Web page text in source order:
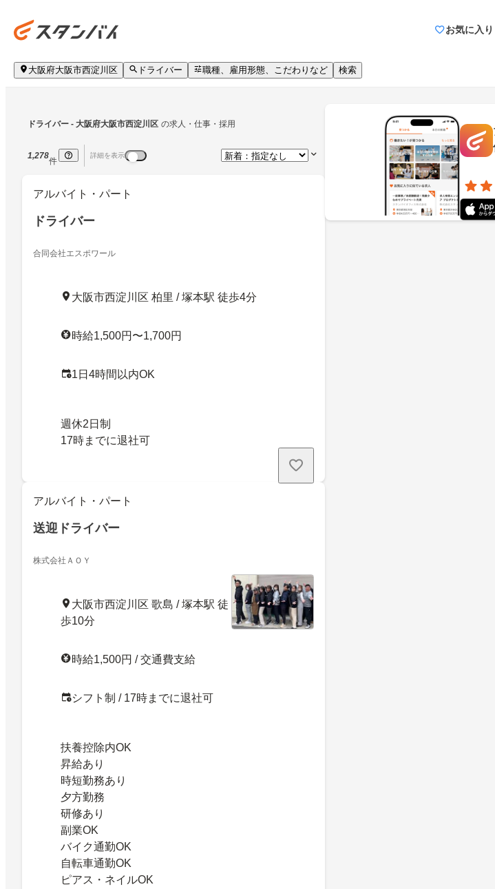
お気に入り
大阪府大阪市西淀川区 ドライバー 職種、雇用形態、こだわりなど 検索
ドライバー - 大阪府大阪市西淀川区 の求人・仕事・採用
1,278
件
詳細を表示
アルバイト・パート
ドライバー
合同会社エスポワール
大阪市西淀川区 柏里 / 塚本駅 徒歩4分
時給1,500円〜1,700円
1日4時間以内OK
週休2日制
17時までに退社可
アルバイト・パート
送迎ドライバー
株式会社ＡＯＹ
大阪市西淀川区 歌島 / 塚本駅 徒
歩10分
時給1,500円 / 交通費支給
シフト制 / 17時までに退社可
扶養控除内OK
昇給あり
時短勤務あり
夕方勤務
研修あり
副業OK
バイク通勤OK
自転車通勤OK
ピアス・ネイルOK